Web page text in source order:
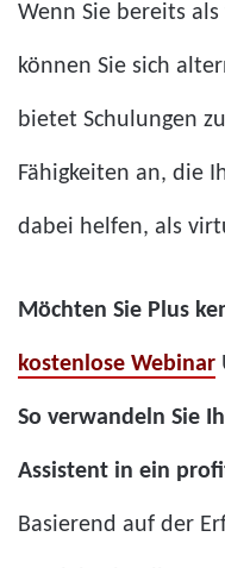
Wenn Sie bereits
können Sie sich
bietet Schulungen
Fähigkeiten an, die
dabei helfen, als
Möchten Sie Plus
kostenlose Webinar
So verwandeln Sie
Assistent in ein
Basierend auf der